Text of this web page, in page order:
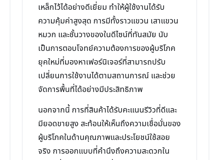
เหล็กไว้ได้อย่างดีเยี่ยม ทำให้ผู้ใช้งานได้รับ
ความคุ้มค่าสูงสุด การมีทั้งราวแขวน เสาแขวน
หมวก และชั้นวางของในดีไซน์ที่ทันสมัย นับ
เป็นการตอบโจทย์ความต้องการของผู้บริโภค
ยุคใหม่ที่มองหาเฟอร์นิเจอร์ที่สามารถปรับ
เปลี่ยนการใช้งานได้ตามสถานการณ์ และช่วย
จัดการพื้นที่ได้อย่างมีประสิทธิภาพ
นอกจากนี้ การที่สินค้าได้รับคะแนนรีวิวที่ดีและ
มียอดขายสูง สะท้อนให้เห็นถึงความเชื่อมั่นของ
ผู้บริโภคในด้านคุณภาพและประโยชน์ใช้สอย
จริง การออกแบบที่คำนึงถึงความสะดวกใน